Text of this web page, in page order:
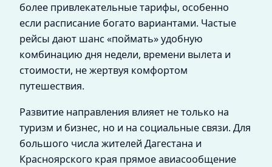
более привлекательные тарифы, особенно
если расписание богато вариантами. Частые
рейсы дают шанс «поймать» удобную
комбинацию дня недели, времени вылета и
стоимости, не жертвуя комфортом
путешествия.
Развитие направления влияет не только на
туризм и бизнес, но и на социальные связи. Для
большого числа жителей Дагестана и
Красноярского края прямое авиасообщение